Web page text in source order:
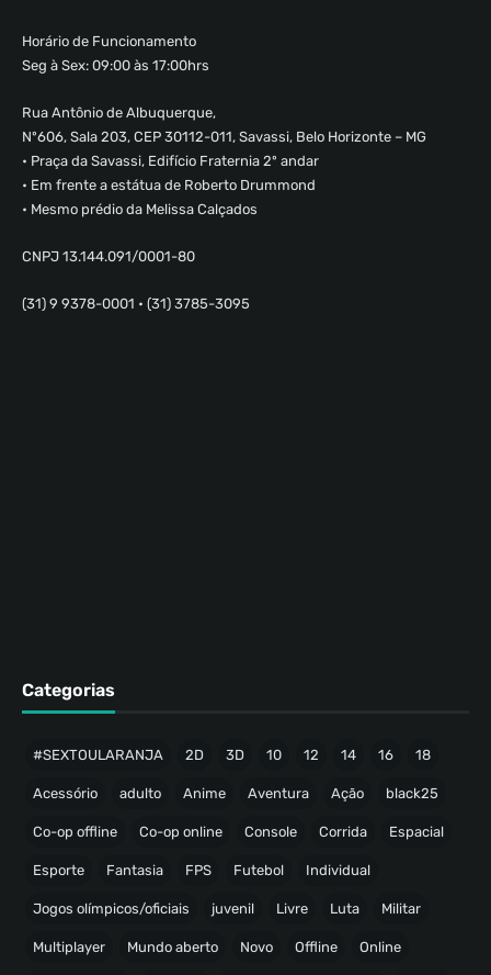
Horário de Funcionamento
Seg à Sex: 09:00 às 17:00hrs
Rua Antônio de Albuquerque,
Nº606, Sala 203, CEP 30112-011, Savassi, Belo Horizonte – MG
• Praça da Savassi, Edifício Fraternia 2º andar
• Em frente a estátua de Roberto Drummond
• Mesmo prédio da Melissa Calçados
CNPJ 13.144.091/0001-80
(31) 9 9378-0001 • (31) 3785-3095
Categorias
#SEXTOULARANJA 2D 3D 10 12 14 16 18
Acessório adulto Anime Aventura Ação black25
Co-op offline Co-op online Console Corrida Espacial
Esporte Fantasia FPS Futebol Individual
Jogos olímpicos/oficiais juvenil Livre Luta Militar
Multiplayer Mundo aberto Novo Offline Online